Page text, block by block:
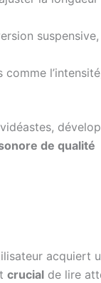
de qualité
acquiert
crucial de lire